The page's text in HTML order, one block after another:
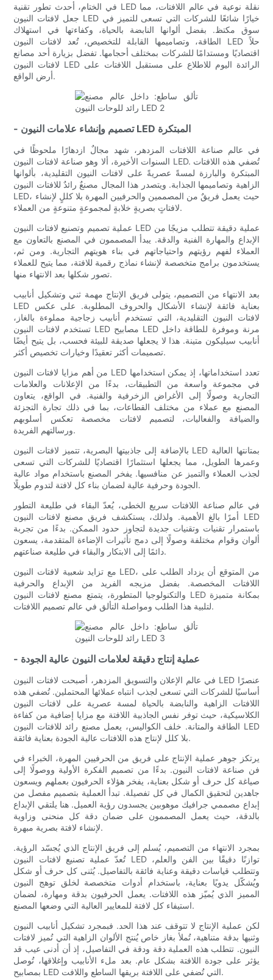
في الختام، أحدث تطور تقنية LED نقلة نوعية في عالم اللافتات، مما
جعل لافتات النيون LED خيارًا شائعًا للشركات التي تسعى للتميز في
سوق مكتظ. بفضل ألوانها النابضة بالحياة، وكفاءتها في استهلاك
الطاقة، وتصاميمها القابلة للتخصيص، تُعد لافتات النيون LED حلاً
اقتصاديًا ومستدامًا للشركات بمختلف أحجامها. تفضل بزيارة أحد مصانع
لافتات النيون LED الرائدة اليوم للاطلاع على مستقبل اللافتات على
أرض الواقع.
- تصميم وإنشاء علامات النيون LED المبتكرة
في عالم صناعة اللافتات المزدهر، شهد مجالٌ ازدهارًا ملحوظًا في
السنوات الأخيرة، ألا وهو صناعة لافتات النيون LED. تُضفي هذه اللافتات
المبتكرة والبارزة لمسةً عصريةً على لافتات النيون التقليدية، بألوانها
الزاهية وتصاميمها الجذابة. ويتصدر هذا المجال مصنعٌ رائدٌ للافتات النيون
LED، حيث يعمل فريقٌ من المصممين والحرفيين المهرة بلا كللٍ لإنشاء
لافتاتٍ بصريةٍ خلابةٍ لمجموعةٍ متنوعةٍ من العملاء.
عملية تصميم وتصنيع لافتات النيون LED عملية دقيقة تتطلب مزيجًا من
الإبداع والمهارة الفنية والدقة. يبدأ المصممون في المصنع بالتعاون مع
العملاء لفهم رؤيتهم واحتياجاتهم في بناء هويتهم التجارية. ومن ثم،
يستخدمون برامج متخصصة لإنشاء نماذج رقمية للافتة، مما يتيح للعملاء
تصور شكلها بعد الانتهاء منها.
بعد الانتهاء من التصميم، يتولى فريق الإنتاج مهمة ثني وتشكيل أنابيب
LED بعناية فائقة لإنشاء الأشكال والحروف المطلوبة. على عكس
لافتات النيون التقليدية، التي تستخدم أنابيب زجاجية مملوءة بالغاز،
تستخدم لافتات النيون LED مصابيح LED مرنة وموفرة للطاقة داخل
أنابيب سيليكون متينة. هذا لا يجعلها صديقة للبيئة فحسب، بل يتيح أيضًا
تصميمات أكثر تعقيدًا وخيارات تخصيص أكثر.
من أهم مزايا لافتات النيون LED تعدد استخداماتها، إذ يمكن استخدامها
في مجموعة واسعة من التطبيقات، بدءًا من الإعلانات والعلامات
التجارية وصولًا إلى الأغراض الزخرفية والفنية. في الواقع، يتعاون
المصنع مع عملاء من مختلف القطاعات، بما في ذلك تجارة التجزئة
والضيافة والفعاليات، لتصميم لافتات مخصصة تعكس أسلوبهم
ورسالتهم الفريدة.
بالإضافة إلى جاذبيتها البصرية، تتميز لافتات النيون LED بمتانتها العالية
وعمرها الطويل، مما يجعلها استثمارًا اقتصاديًا للشركات التي تسعى
لجذب العملاء والتميز عن منافسيها. يفخر المصنع باستخدام مواد عالية
الجودة وحرفية عالية لضمان بناء كل لافتة لتدوم طويلًا.
في عالم صناعة اللافتات سريع الخطى، يُعدّ البقاء في طليعة التطور
أمرًا بالغ الأهمية. ولذلك، يستكشف فريق مصنع لافتات النيون LED
باستمرار تقنيات وتقنيات جديدة لتجاوز حدود الممكن. بدءًا من تجربة
ألوان وقوام مختلفة وصولًا إلى دمج تأثيرات الإضاءة المتقدمة، يسعون
دائمًا إلى الابتكار والبقاء في طليعة صناعتهم.
مع تزايد شعبية لافتات النيون LED، من المتوقع أن يزداد الطلب على
اللافتات المخصصة. بفضل مزيجه الفريد من الإبداع والحرفية
والتكنولوجيا المتطورة، يتمتع مصنع لافتات النيون LED بمكانة متميزة
لتلبية هذا الطلب ومواصلة التألق في عالم تصميم اللافتات.
- عملية إنتاج دقيقة لعلامات النيون عالية الجودة
في عالم الإعلان والتسويق المزدهر، أصبحت لافتات النيون LED عنصرًا
أساسيًا للشركات التي تسعى لجذب انتباه عملائها المحتملين. تُضفي هذه
اللافتات الزاهية والنابضة بالحياة لمسة عصرية على لافتات النيون
الكلاسيكية، حيث توفر نفس الجاذبية اللافتة مع مزايا إضافية من كفاءة
الطاقة والمتانة. خلف الكواليس، يعمل مصنع رائد للافتات النيون LED
بلا كلل لإنتاج هذه اللافتات عالية الجودة بعناية فائقة.
يرتكز جوهر عملية الإنتاج على فريق من الحرفيين المهرة، الخبراء في
فن صناعة لافتات النيون. بدءًا من تصميم الفكرة الأولية ووصولًا إلى
صياغة كل حرف أو شكل بعناية، يفخر هؤلاء الحرفيون بعملهم ويسعون
جاهدين لتحقيق الكمال في كل تفصيلة. تبدأ العملية بتصميم مفصل من
إبداع مصممي جرافيك موهوبين يجسدون رؤية العميل. هنا يلتقي الإبداع
بالدقة، حيث يعمل المصممون على ضمان دقة كل منحنى وزاوية
لإنشاء لافتة بصرية مبهرة.
بمجرد الانتهاء من التصميم، يُسلم إلى فريق الإنتاج الذي يُجسّد الرؤية.
تُعدّ عملية تصنيع لافتات النيون LED توازنًا دقيقًا بين الفن والعلم،
وتتطلب قياسات دقيقة وعناية فائقة بالتفاصيل. يُثنى كل حرف أو شكل
ويُشكّل يدويًا بعناية، باستخدام أدوات متخصصة لخلق توهج النيون
المميز الذي يُميّز هذه اللافتات. يعمل الحرفيون بدقة ومهارة، لضمان
استيفاء كل لافتة للمعايير العالية التي وضعها المصنع.
لكن عملية الإنتاج لا تتوقف عند هذا الحد. فبمجرد تشكيل أنابيب النيون
وثنيها بدقة متناهية، تُملأ بغاز خاص يُنتج الألوان الزاهية التي تُميز لافتات
النيون. تتطلب هذه العملية دقة ودقة في التفاصيل، إذ أن أدنى عيب قد
يؤثر على جودة اللافتة بشكل عام. بعد ملء الأنابيب وإغلاقها، تُوصل
بمصابيح LED التي تُضفي على اللافتة بريقها الساطع واللافت.